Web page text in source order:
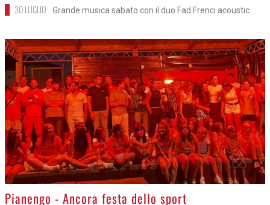
30 LUGLIO Grande musica sabato con il duo Fad Frenci acoustic
>
Pianengo - Ancora festa dello sport